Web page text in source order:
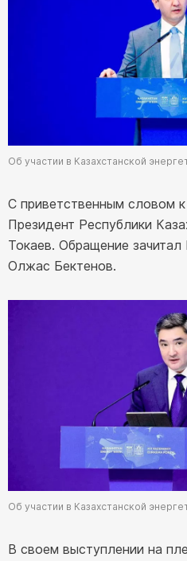
Об участии в Казахстанской
С приветственным словом
Президент Республики
Токаев. Обращение
Олжас Бектенов.
Об участии в Казахстанской
В своем выступлении на